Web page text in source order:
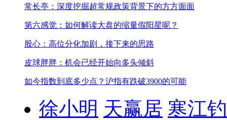
常长亭：深度挖掘超常规政策背景下的方方面面
第六感觉：如何解读大盘的缩量假阳星呢？
股心：高位分化加剧，接下来的思路
皮球胖胖：机会已经开始向多头倾斜
如今指数到底多少点？ 沪指有跌破3900的可能
徐小明 天赢居 寒江